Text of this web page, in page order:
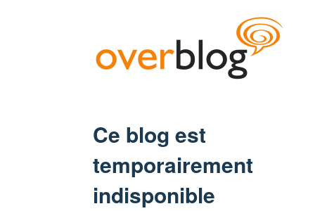
Ce blog est
temporairement
indisponible